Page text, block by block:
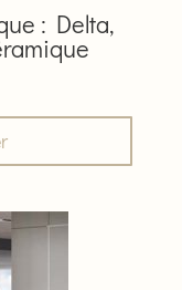
: Delta,